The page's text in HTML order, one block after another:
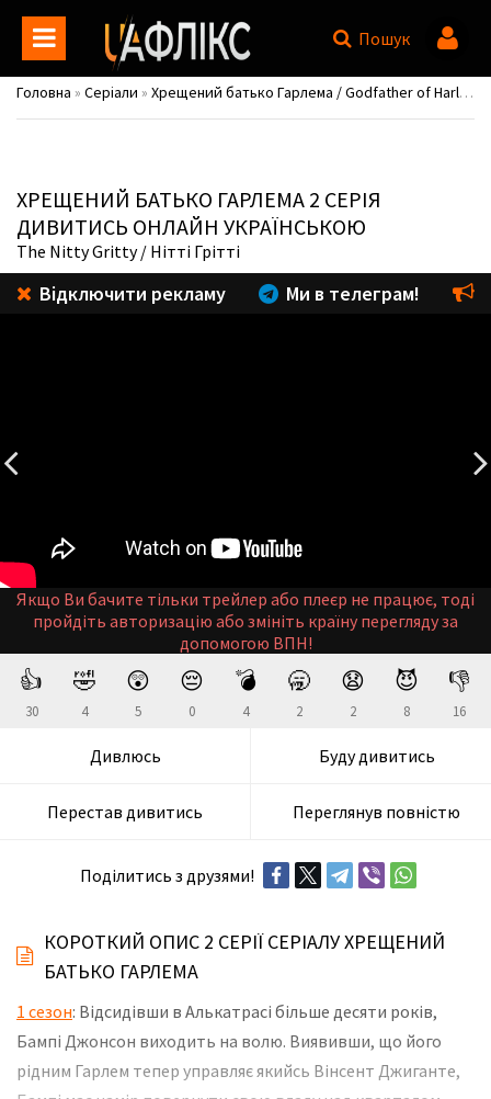
Пошук
Головна » Серіали » Хрещений батько Гарлема / Godfather of Harlem
ХРЕЩЕНИЙ БАТЬКО ГАРЛЕМА 2 СЕРІЯ
ДИВИТИСЬ ОНЛАЙН УКРАЇНСЬКОЮ
The Nitty Gritty/ Нітті Грітті
Відключити рекламу Ми в телеграм!
Якщо Ви бачите тільки трейлер або плеєр не працює, тоді
пройдіть авторизацію або змініть країну перегляду за
допомогою ВПН!
👍
30
🤣
4
😲
5
😔
0
💣
4
🥱
2
😧
2
😈
8
👎
16
Дивлюсь Буду дивитись
Перестав дивитись Переглянув повністю
Поділитись з друзями!
КОРОТКИЙ ОПИС 2 СЕРІЇ СЕРІАЛУ ХРЕЩЕНИЙ
БАТЬКО ГАРЛЕМА
1 сезон: Відсидівши в Алькатрасі більше десяти років,
Бампі Джонсон виходить на волю. Виявивши, що його
рідним Гарлем тепер управляє якийсь Вінсент Джиганте,